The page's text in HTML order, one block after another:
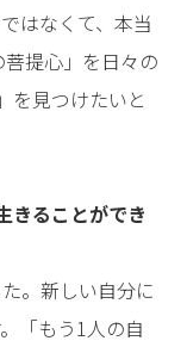
はなくて、本当
提心」を日々の
を見つけたいと
きることができ
。新しい自分に
「もう1人の自